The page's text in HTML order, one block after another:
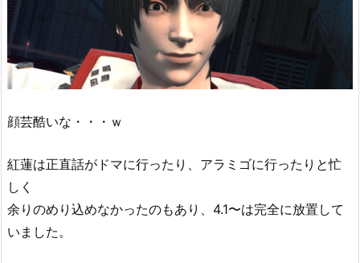
顔芸酷いな・・・ｗ
紅蓮は正直話がドマに行ったり、アラミゴに行ったりと忙
しく
余りのめり込めなかったのもあり、4.1〜は完全に放置して
いました。